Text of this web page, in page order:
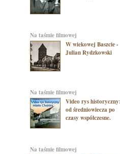
na taśmie filmowej
W wiekowej Baszcie -
Julian Rydzkowski
na taśmie filmowej
Video rys historyczny:
od średniowiecza po
czasy współczesne.
na taśmie filmowej